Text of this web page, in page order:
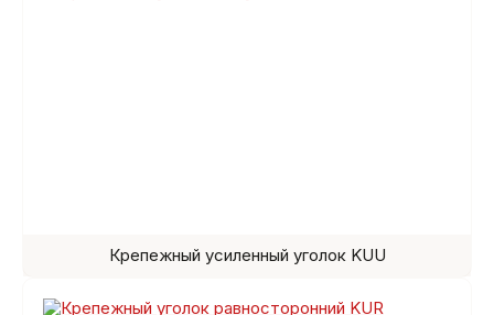
Крепежный усиленный уголок KUU